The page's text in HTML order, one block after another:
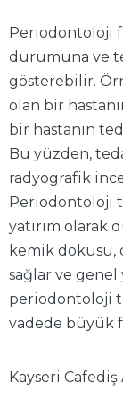
Periodontoloji
durumuna ve
gösterebilir.
olan bir
bir hastanın
Bu yüzden,
radyografik
Periodontoloji
yatırım olarak
kemik dokusu,
sağlar ve genel
periodontoloji
vadede büyük
Kayseri Cafediş